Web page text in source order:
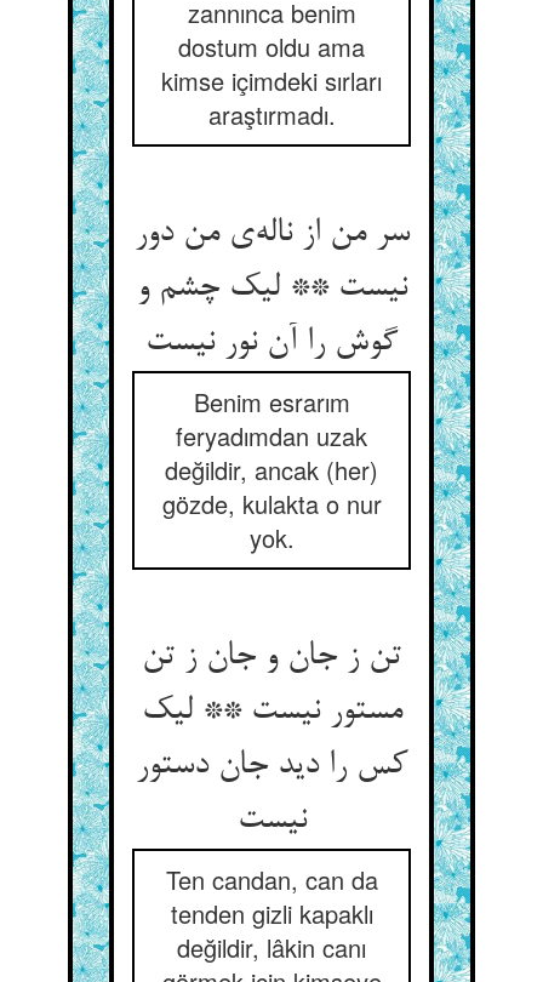
zannınca benim
dostum oldu ama
kimse içimdeki sırları
araştırmadı.
سر من از ناله‌‌ی من دور
نیست ** لیک چشم و
Benim esrarım
feryadımdan uzak
değildir, ancak (her)
gözde, kulakta o nur
yok.
تن ز جان و جان ز تن
مستور نیست ** لیک
کس را دید جان دستور
نیست‌‌
Ten candan, can da
tenden gizli kapaklı
değildir, lâkin canı